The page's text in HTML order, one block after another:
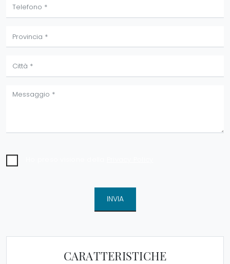
INVIA
CARATTERISTICHE